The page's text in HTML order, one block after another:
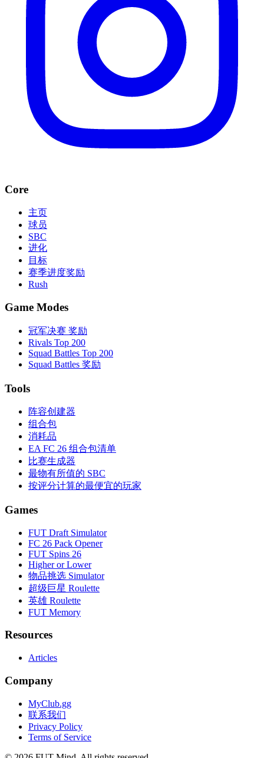
Core
主页
球员
SBC
进化
目标
赛季进度奖励
Rush
Game Modes
冠军决赛 奖励
Rivals Top 200
Squad Battles Top 200
Squad Battles 奖励
Tools
阵容创建器
组合包
消耗品
EA FC 26 组合包清单
比赛生成器
最物有所值的 SBC
按评分计算的最便宜的玩家
Games
FUT Draft Simulator
FC 26 Pack Opener
FUT Spins 26
Higher or Lower
物品挑选 Simulator
超级巨星 Roulette
英雄 Roulette
FUT Memory
Resources
Articles
Company
MyClub.gg
联系我们
Privacy Policy
Terms of Service